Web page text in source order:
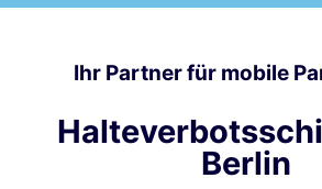
Ihr Partner für mobile
Berlin